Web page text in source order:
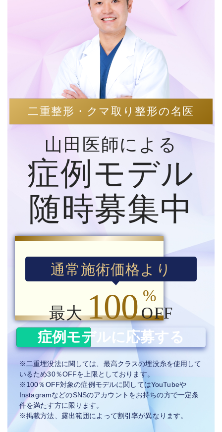
二重整形・クマ取り整形の名医
山田医師による
症例モデル
随時募集中
通常施術価格より
最大100 %
OFF
症例モデルに応募する
※二重埋没法に関しては、最高クラスの埋没糸を使用して
いるため30％OFFを上限としております。
※100％OFF対象の症例モデルに関してはYouTubeや
InstagramなどのSNSのアカウントをお持ちの方で一定条
件を満たす方に限ります。
※掲載方法、露出範囲によって割引率が異なります。